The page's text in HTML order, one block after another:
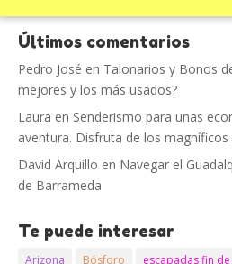
Últimos comentarios
Pedro José en Talonarios y Bonos
mejores y los más usados?
Laura en Senderismo para unas
aventura. Disfruta de los magníficos
David Arquillo en Navegar el
de Barrameda
Te puede interesar
Arizona Bósforo
escapadas fin